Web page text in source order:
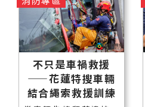
不只是車禍救援
——花蓮特搜車輛
結合繩索救援訓練